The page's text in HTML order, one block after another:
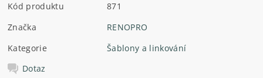
Kód produktu
871
Značka
RENOPRO
Kategorie
Šablony a linkování
Dotaz